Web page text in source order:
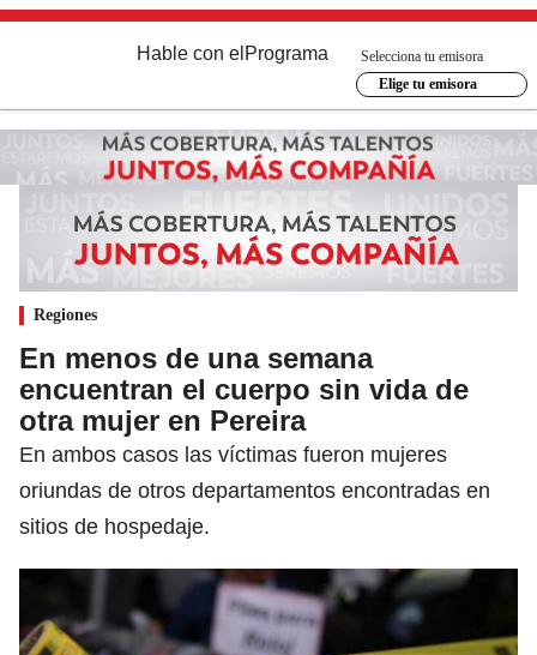
Hable con el Programa
Selecciona tu emisora
Elige tu emisora
Regiones
En menos de una semana
encuentran el cuerpo sin vida de
otra mujer en Pereira
En ambos casos las víctimas fueron mujeres
oriundas de otros departamentos encontradas en
sitios de hospedaje.